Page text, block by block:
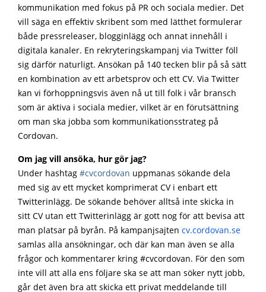
kommunikation med fokus på PR och sociala medier. Det
vill säga en effektiv skribent som med lätthet formulerar
både pressreleaser, blogginlägg och annat innehåll i
digitala kanaler. En rekryteringskampanj via Twitter föll
sig därför naturligt. Ansökan på 140 tecken blir på så sätt
en kombination av ett arbetsprov och ett CV. Via Twitter
kan vi förhoppningsvis även nå ut till folk i vår bransch
som är aktiva i sociala medier, vilket är en förutsättning
om man ska jobba som kommunikationsstrateg på
Cordovan.
Om jag vill ansöka, hur gör jag?
Under hashtag #cvcordovan uppmanas sökande dela
med sig av ett mycket komprimerat CV i enbart ett
Twitterinlägg. De sökande behöver alltså inte skicka in
sitt CV utan ett Twitterinlägg är gott nog för att bevisa att
man platsar på byrån. På kampanjsajten cv.cordovan.se
samlas alla ansökningar, och där kan man även se alla
frågor och kommentarer kring #cvcordovan. För den som
inte vill att alla ens följare ska se att man söker nytt jobb,
går det även bra att skicka ett privat meddelande till